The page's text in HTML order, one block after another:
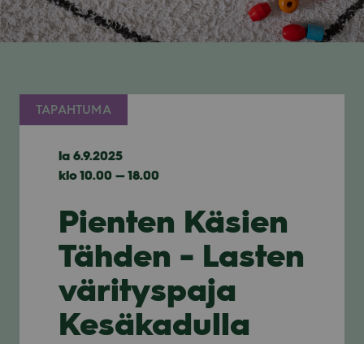
TAPAHTUMA
la 6.9.2025
klo 10.00 — 18.00
Pienten Käsien
Tähden - Lasten
värityspaja
Kesäkadulla